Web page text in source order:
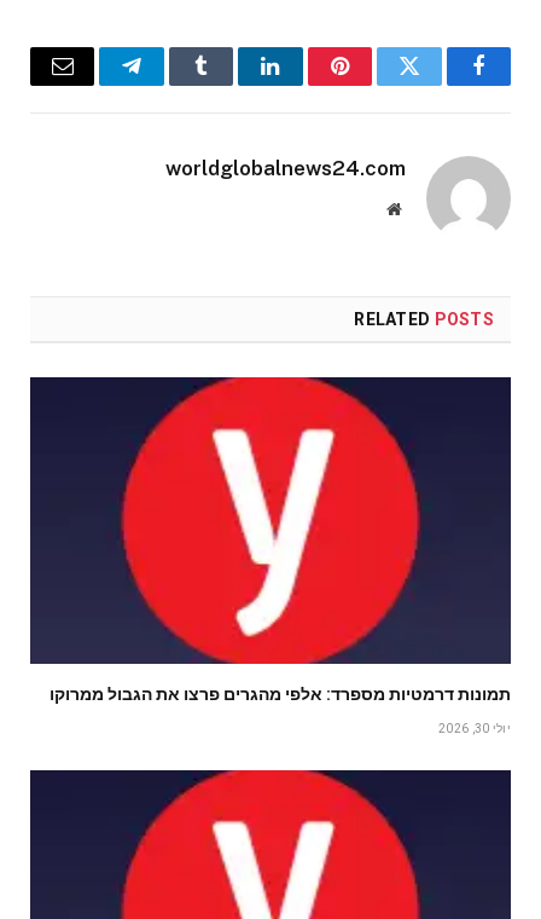
Facebook
Twitter
Pinterest
LinkedIn
Tumblr
Telegram
Email
worldglobalnews24.com
Website
RELATED POSTS
תמונות דרמטיות מספרד: אלפי מהגרים פרצו את הגבול ממרוקו
יולי 30, 2026